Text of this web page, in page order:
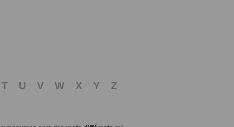
T U V W X Y
Z